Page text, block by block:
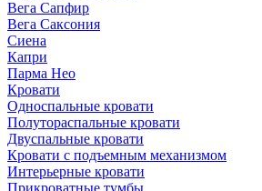
Вега Сапфир
Вега Саксония
Сиена
Капри
Парма Нео
Кровати
Односпальные кровати
Полутораспальные кровати
Двуспальные кровати
Кровати с подъемным механизмом
Интерьерные кровати
Прикроватные тумбы